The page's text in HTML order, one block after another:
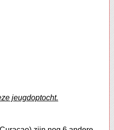
jeugdoptocht.